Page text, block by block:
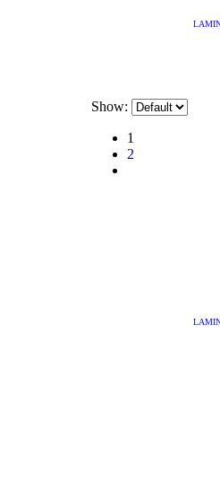
Show:
1
2